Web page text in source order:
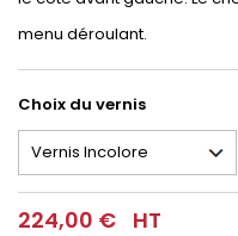
menu déroulant.
Choix du vernis
224,00 € HT